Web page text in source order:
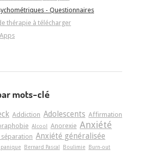
- Questionnaires
thérapie à télécharger
mots-clé
Addiction Adolescents Affirmation
Alcool Anorexie Anxiété
Anxiété généralisée
Bernard Pascal Boulimie
Burn-out